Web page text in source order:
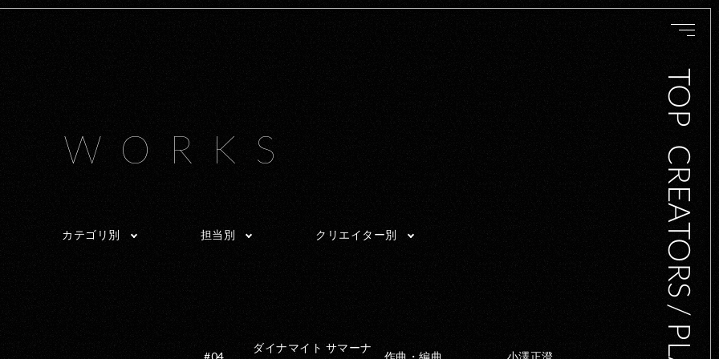
TOP
CREATORS / PLAYERS
WORKS
カテゴリ別 担当別 クリエイター別
#04
ダイナマイト サマーナ
作曲・編曲 小澤正澄